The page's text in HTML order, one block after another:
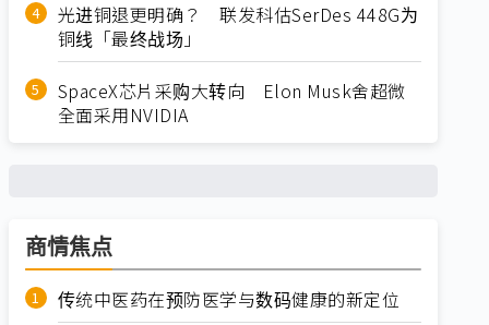
光进铜退更明确？ 联发科估SerDes 448G为
铜线「最终战场」
SpaceX芯片采购大转向 Elon Musk舍超微
全面采用NVIDIA
商情焦点
传统中医药在预防医学与数码健康的新定位